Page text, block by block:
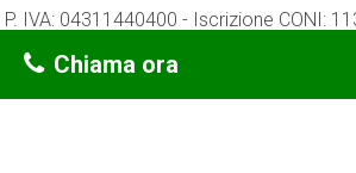
Chiama ora
P. IVA: 04311440400 - Iscrizione CONI: